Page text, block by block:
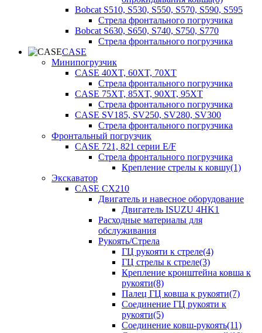
Bobcat S510, S530, S550, S570, S590, S595
Стрела фронтального погрузчика
Bobcat S630, S650, S740, S750, S770
Стрела фронтального погрузчика
CASE
Минипогрузчик
CASE 40XT, 60XT, 70XT
Стрела фронтального погрузчика
CASE 75XT, 85XT, 90XT, 95XT
Стрела фронтального погрузчика
CASE SV185, SV250, SV280, SV300
Стрела фронтального погрузчика
Фронтальный погрузчик
CASE 721, 821 серии E/F
Стрела фронтального погрузчика
Крепление стрелы к ковшу(1)
Экскаватор
CASE CX210
Двигатель и навесное оборудование
Двигатель ISUZU 4HK1
Расходные материалы для
обслуживания
Рукоять/Стрела
ГЦ рукояти к стреле(4)
ГЦ стрелы к стреле(3)
Крепление кронштейна ковша к
рукояти(8)
Палец ГЦ ковша к рукояти(7)
Соединение ГЦ рукояти к
рукояти(5)
Соединение ковш-рукоять(11)